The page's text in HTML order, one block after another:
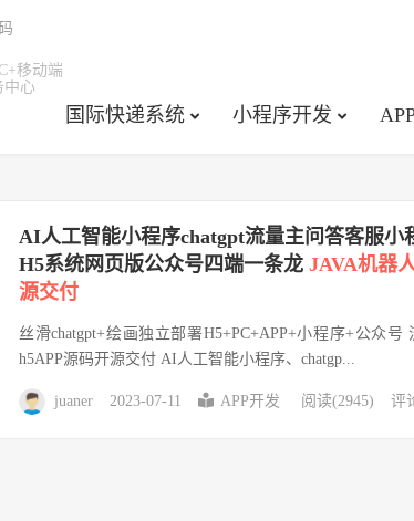
移动端
中心
国际快递系统 小程序开发
AI人工智能小程序chatgpt流量主问答客服小
H5系统网页版公众号四端一条龙 JAVA机器
源交付
丝滑chatgpt+绘画独立部署H5+PC+APP+小程序+公众
h5APP源码开源交付 AI人工智能小程序、chatgp...
juaner 2023-07-11 APP开发 阅读(2945) 评